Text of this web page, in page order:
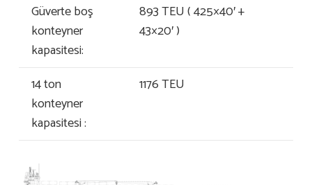
Güverte boş
konteyner
kapasitesi:
893 TEU ( 425×40′ +
43×20′ )
14 ton
konteyner
kapasitesi :
1176 TEU